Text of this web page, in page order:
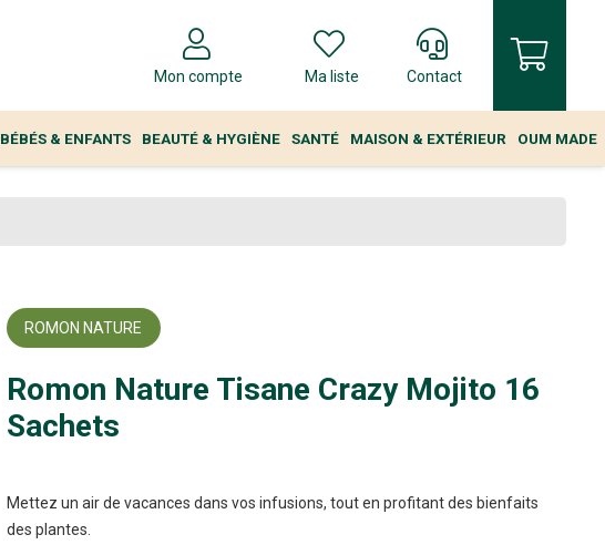
Mon compte Ma liste Contact
BÉBÉS & ENFANTS BEAUTÉ & HYGIÈNE SANTÉ MAISON & EXTÉRIEUR OUM MADE
ROMON NATURE
Romon Nature Tisane Crazy Mojito 16
Sachets
Mettez un air de vacances dans vos infusions, tout en profitant des bienfaits
des plantes.